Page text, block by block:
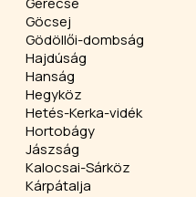
Göcsej
Gödöllői-dombság
Hajdúság
Hanság
Hegyköz
Hetés-Kerka-vidék
Hortobágy
Jászság
Kalocsai-Sárköz
Kárpátalja